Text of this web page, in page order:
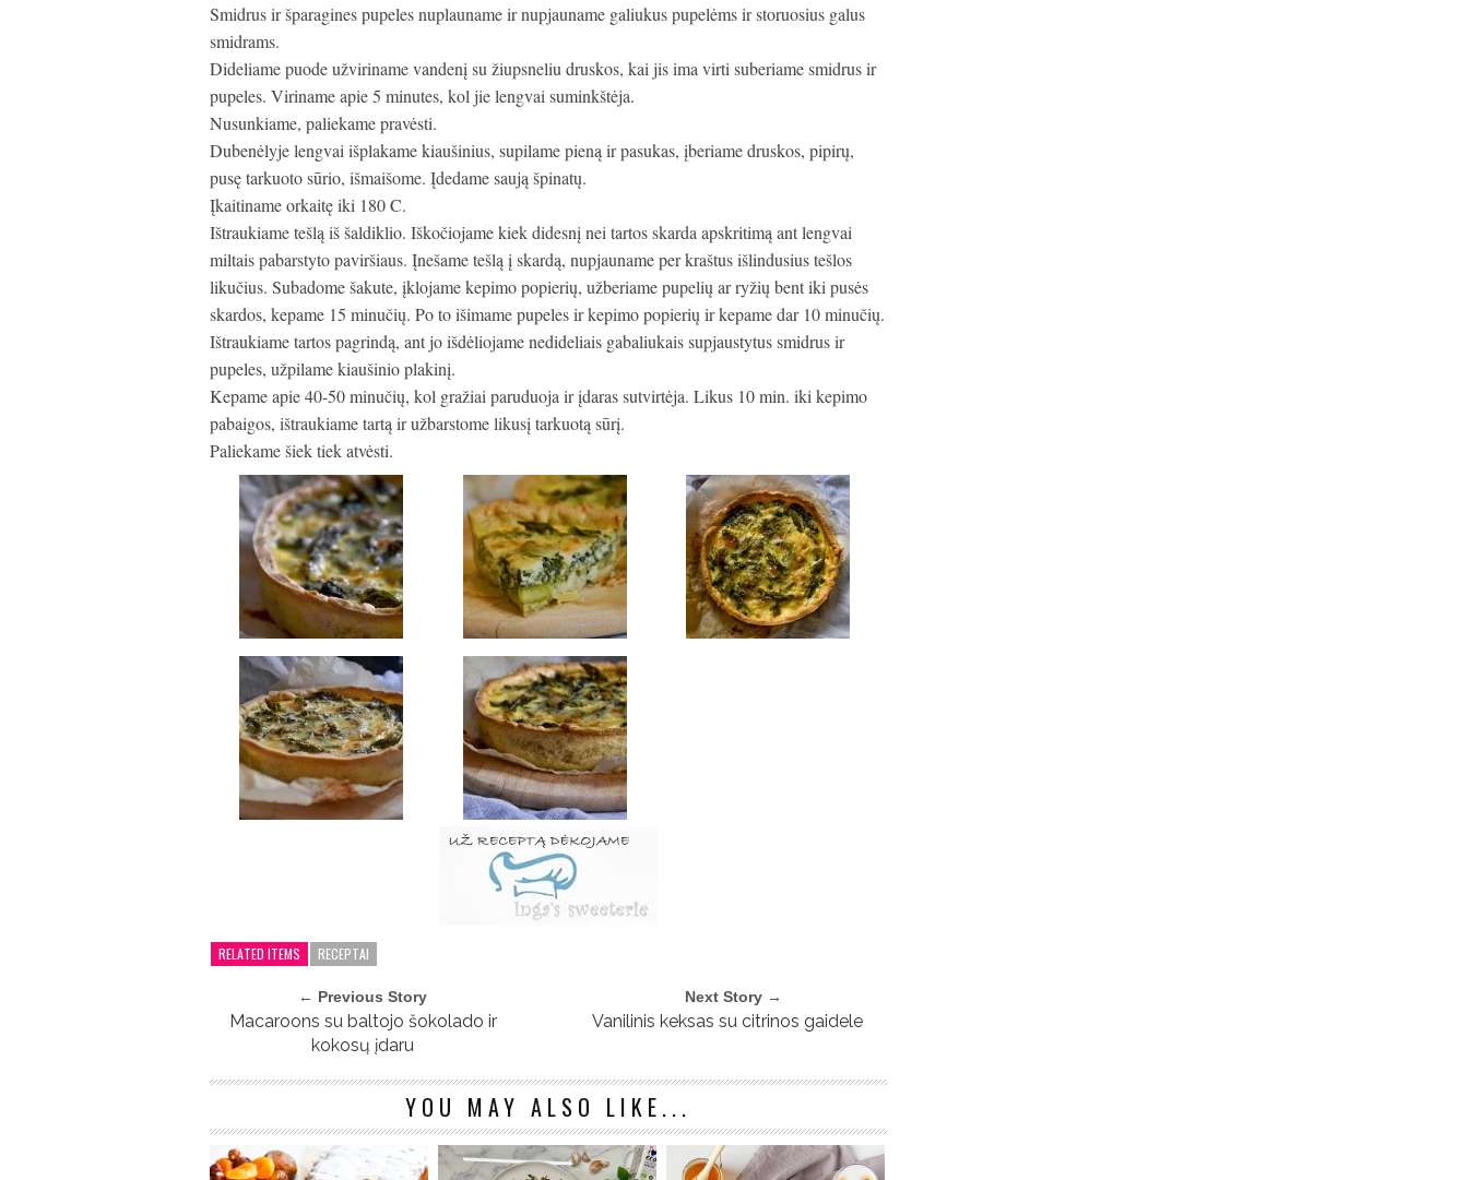
Smidrus ir šparagines pupeles nuplauname ir nupjauname galiukus pupelėms ir storuosius galus
smidrams.
Dideliame puode užviriname vandenį su žiupsneliu druskos, kai jis ima virti suberiame smidrus ir
pupeles. Viriname apie 5 minutes, kol jie lengvai suminkštėja.
Nusunkiame, paliekame pravėsti.
Dubenėlyje lengvai išplakame kiaušinius, supilame pieną ir pasukas, įberiame druskos, pipirų,
pusę tarkuoto sūrio, išmaišome. Įdedame saują špinatų.
Įkaitiname orkaitę iki 180 C.
Ištraukiame tešlą iš šaldiklio. Iškočiojame kiek didesnį nei tartos skarda apskritimą ant lengvai
miltais pabarstyto paviršiaus. Įnešame tešlą į skardą, nupjauname per kraštus išlindusius tešlos
likučius. Subadome šakute, įklojame kepimo popierių, užberiame pupelių ar ryžių bent iki pusės
skardos, kepame 15 minučių. Po to išimame pupeles ir kepimo popierių ir kepame dar 10 minučių.
Ištraukiame tartos pagrindą, ant jo išdėliojame nedideliais gabaliukais supjaustytus smidrus ir
pupeles, užpilame kiaušinio plakinį.
Kepame apie 40-50 minučių, kol gražiai paruduoja ir įdaras sutvirtėja. Likus 10 min. iki kepimo
pabaigos, ištraukiame tartą ir užbarstome likusį tarkuotą sūrį.
Paliekame šiek tiek atvėsti.
RELATED ITEMS RECEPTAI
← Previous Story
Macaroons su baltojo šokolado ir
kokosų įdaru
Next Story →
Vanilinis keksas su citrinos gaidele
YOU MAY ALSO LIKE...